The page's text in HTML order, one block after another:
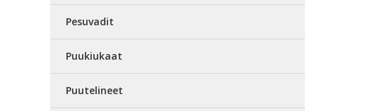
Pesuvadit
Puukiukaat
Puutelineet